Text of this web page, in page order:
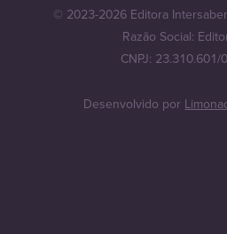
© 2023-2026 Editora
Razão Social:
CNPJ: 23.310.601/
Desenvolvido por